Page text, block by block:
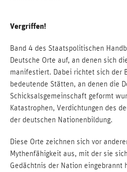
Vergriffen!
Band 4 des Staatspolitischen
Deutsche Orte auf, an denen sich
manifestiert. Dabei richtet sich der
bedeutende Stätten, an denen die
Schicksalsgemeinschaft geformt
Katastrophen, Verdichtungen des
der deutschen Nationenbildung.
Diese Orte zeichnen sich vor
Mythenfähigkeit aus, mit der sie
Gedächtnis der Nation eingebrannt